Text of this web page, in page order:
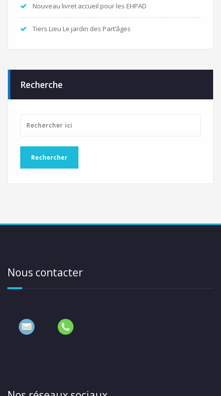
Nouveau livret accueil pour les EHPAD
Tiers Lieu Le jardin des Part’âges
Recherche
Nous contacter